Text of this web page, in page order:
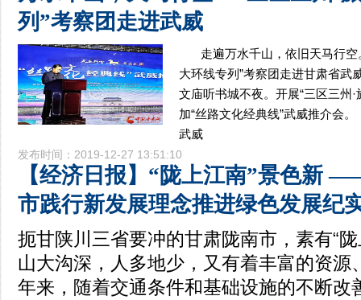
列”考察团走进武威
走遍万水千山，依旧天马行空
大环线专列”考察团走进甘肃省武
文庙听书城不夜。开展“三区三州
加“丝路文化经典线”武威推介
武威
发布时间：2019-12-27 13:51:10
【经济日报】“陇上江南”景色新
市践行新发展理念推进绿色发展纪
扼甘陕川三省要冲的甘肃陇南市，素有“
山大沟深，人多地少，又有着丰富的资源
年来，随着交通条件和基础设施的不断改